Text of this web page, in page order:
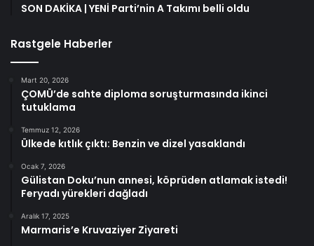
SON DAKİKA | YENİ Parti’nin A Takımı belli oldu
Rastgele Haberler
Mart 20, 2026
ÇOMÜ’de sahte diploma soruşturmasında ikinci
tutuklama
Temmuz 12, 2026
Ülkede kıtlık çıktı: Benzin ve dizel yasaklandı
Ocak 7, 2026
Gülistan Doku’nun annesi, köprüden atlamak istedi!
Feryadı yürekleri dağladı
Aralık 17, 2025
Marmaris’e Kruvaziyer Ziyareti